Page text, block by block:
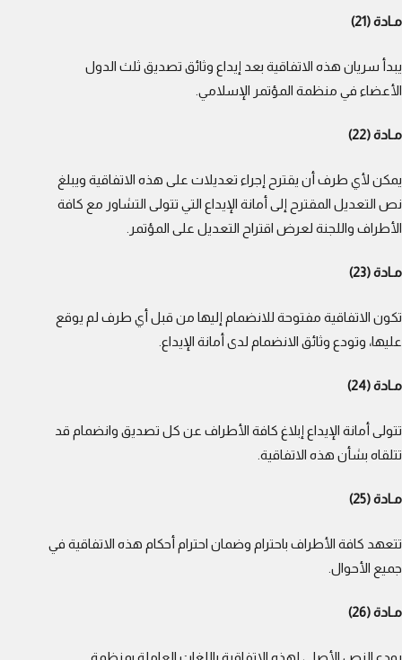
مـادة (21)
يبدأ سريان هذه الاتفاقية بعد إيداع وثائق تصديق ثلث الدول
الأعضاء في منظمة المؤتمر الإسلامي.
مـادة (22)
يمكن لأي طرف أن يقترح إجراء تعديلات على هذه الاتفاقية ويبلغ
نص التعديل المقترح إلى أمانة الإيداع التي تتولى التشاور مع كافة
الأطراف واللجنة لعرض اقتراح التعديل على المؤتمر.
مـادة (23)
تكون الاتفاقية مفتوحة للانضمام إليها من قبل أي طرف لم يوقع
عليها، وتودع وثائق الانضمام لدى أمانة الإيداع.
مـادة (24)
تتولى أمانة الإيداع إبلاغ كافة الأطراف عن كل تصديق وانضمام قد
تتلقاه بشأن هذه الاتفاقية.
مـادة (25)
تتعهد كافة الأطراف باحترام وضمان احترام أحكام هذه الاتفاقية في
جميع الأحوال.
مـادة (26)
يودع النص الأصلي لهذه الاتفاقية باللغات العاملة بمنظمة